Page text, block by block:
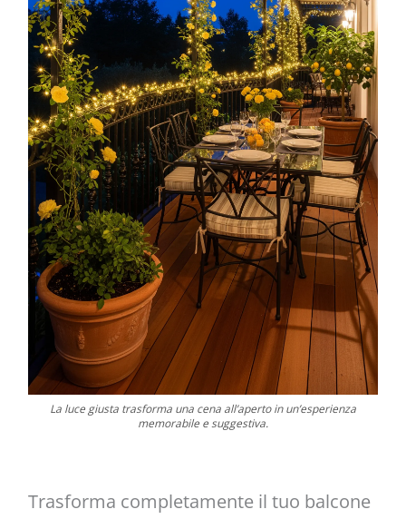
La luce giusta trasforma una cena all’aperto in un’esperienza
memorabile e suggestiva.
Trasforma completamente il tuo balcone